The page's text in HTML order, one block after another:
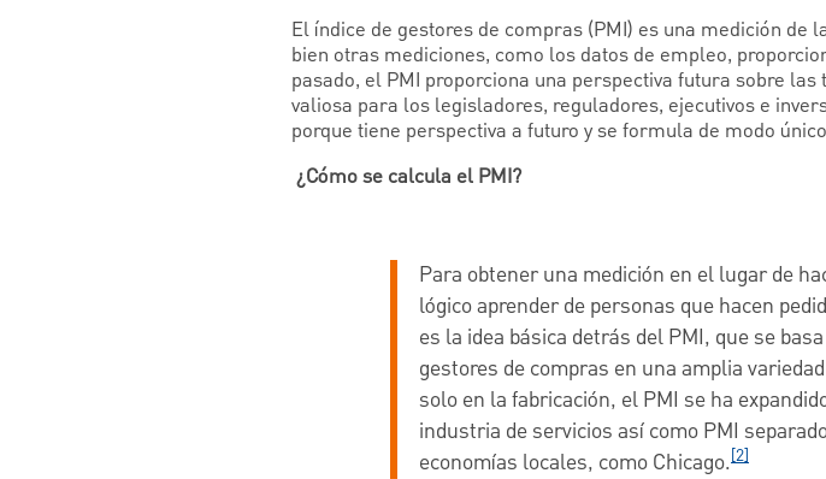
El índice de gestores de compras (PMI) es una medición de
bien otras mediciones, como los datos de empleo,
pasado, el PMI proporciona una perspectiva futura sobre
valiosa para los legisladores, reguladores, ejecutivos e
porque tiene perspectiva a futuro y se formula de modo
¿Cómo se calcula el PMI?
Para obtener una medición en el lugar de
lógico aprender de personas que hacen
es la idea básica detrás del PMI, que se
gestores de compras en una amplia
solo en la fabricación, el PMI se ha
industria de servicios así como PMI
economías locales, como Chicago.[2]